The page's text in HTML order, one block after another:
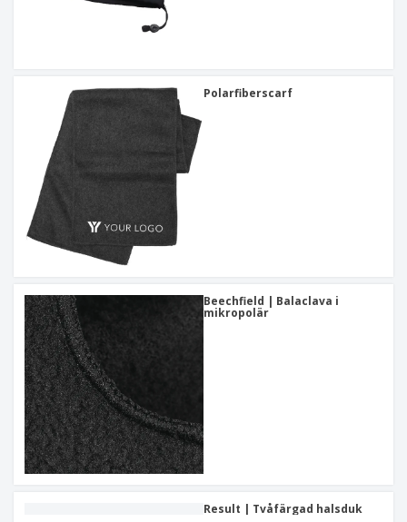
Polarfiberscarf
Beechfield | Balaclava i
mikropolär
Result | Tvåfärgad halsduk